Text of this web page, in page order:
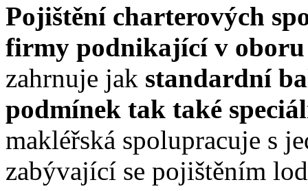
Pojištění charterových
firmy podnikající v
zahrnuje jak standardní
podmínek tak také
makléřská spolupracuje s
zabývající se pojištěním